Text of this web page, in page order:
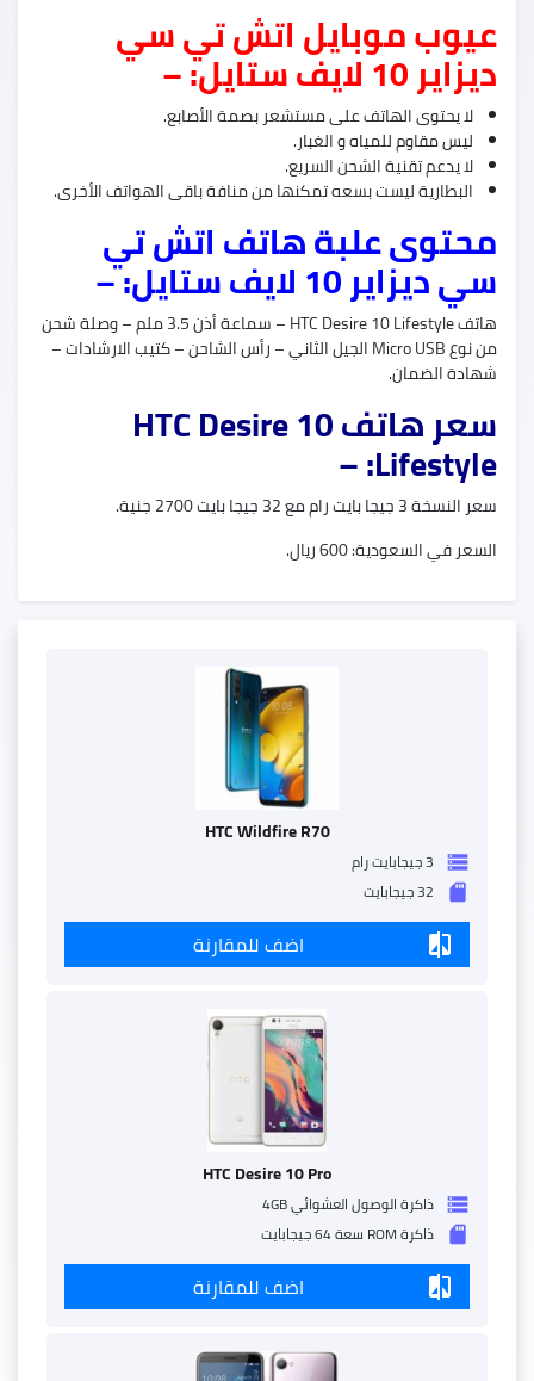
عيوب موبايل اتش تي سي
ديزاير 10 لايف ستايل: –
لا يحتوى الهاتف على مستشعر بصمة الأصابع.
ليس مقاوم للمياه و الغبار.
لا يدعم تقنية الشحن السريع.
البطارية ليست بسعه تمكنها من منافة باقى الهواتف الأخرى.
محتوى علبة هاتف اتش تي
سي ديزاير 10 لايف ستايل: –
هاتف HTC Desire 10 Lifestyle – سماعة أذن 3.5 ملم – وصلة شحن
من نوع Micro USB الجيل الثاني – رأس الشاحن – كتيب الارشادات –
شهادة الضمان.
سعر هاتف HTC Desire 10
Lifestyle: –
سعر النسخة 3 جيجا بايت رام مع 32 جيجا بايت 2700 جنية.
السعر في السعودية: 600 ريال.
HTC Wildfire R70
storage 3 جيجابايت رام
sd_storage 32 جيجابايت
compare اضف للمقارنة
HTC Desire 10 Pro
storage ذاكرة الوصول العشوائي 4GB
sd_storage ذاكرة ROM سعة 64 جيجابايت
compare اضف للمقارنة